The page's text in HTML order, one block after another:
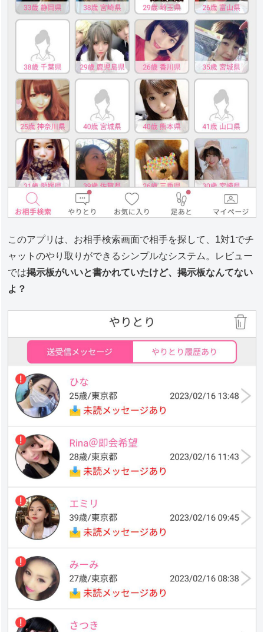
このアプリは、お相手検索画面で相手を探して、1対1でチ
ャットのやり取りができるシンプルなシステム。レビュー
では掲示板がいいと書かれていたけど、掲示板なんてない
よ？